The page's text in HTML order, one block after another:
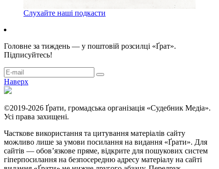
Слухайте наші подкасти
Головне за тиждень — у поштовій розсилці «Ґрат».
Підписуйтесь!
Наверх
©2019-2026 Ґрати, громадська організація «Судебник Медіа».
Усі права захищені.
Часткове використання та цитування матеріалів сайту
можливо лише за умови посилання на видання «Ґрати». Для
сайтів — обовʼязкове пряме, відкрите для пошукових систем
гіперпосилання на безпосередню адресу матеріалу на сайті